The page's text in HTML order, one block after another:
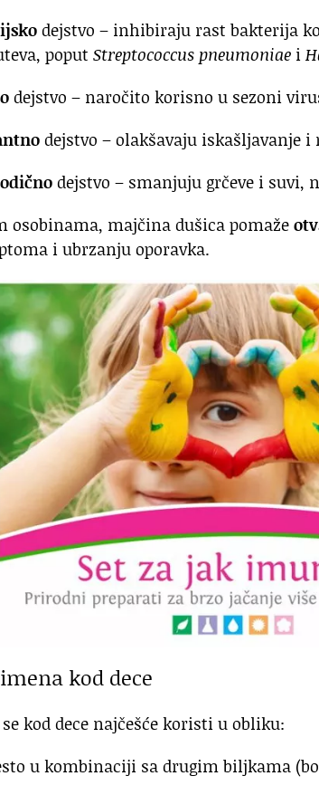
dejstvo – inhibiraju rast bakterija
poput Streptococcus pneumoniae i
dejstvo – naročito korisno u sezoni
dejstvo – olakšavaju iskašljavanje
dejstvo – smanjuju grčeve i suvi,
osobinama, majčina dušica pomaže
i ubrzanju oporavka.
kod dece
kod dece najčešće koristi u obliku:
u kombinaciji sa drugim biljkama